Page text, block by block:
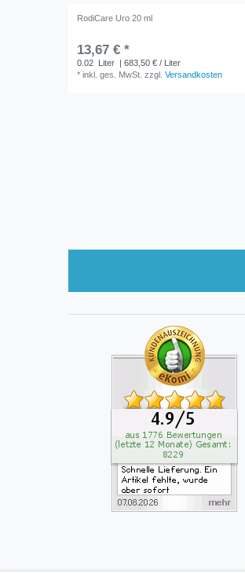
RodiCare Uro 20 ml
13,67 € *
0.02 Liter | 683,50 € / Liter
*inkl. ges. MwSt. zzgl.Versandkosten